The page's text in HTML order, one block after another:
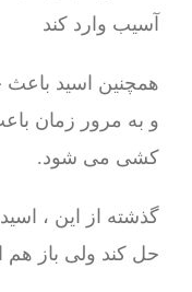
آسیب وارد کند
همچنین اسید
و به مرور زمان
کشی می شود.
گذشته از این ،
حل کند ولی باز